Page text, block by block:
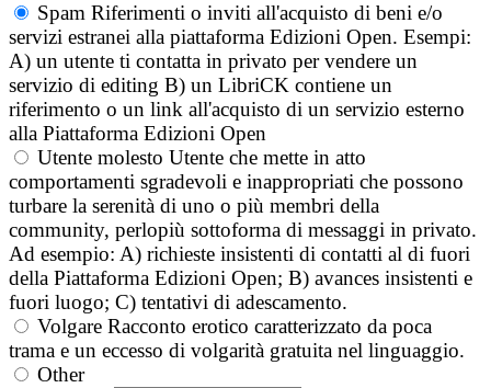
Spam Riferimenti o inviti all'acquisto di beni e/o
servizi estranei alla piattaforma Edizioni Open. Esempi:
A) un utente ti contatta in privato per vendere un
servizio di editing B) un LibriCK contiene un
riferimento o un link all'acquisto di un servizio esterno
alla Piattaforma Edizioni Open
Utente molesto Utente che mette in atto
comportamenti sgradevoli e inappropriati che possono
turbare la serenità di uno o più membri della
community, perlopiù sottoforma di messaggi in privato.
Ad esempio: A) richieste insistenti di contatti al di fuori
della Piattaforma Edizioni Open; B) avances insistenti e
fuori luogo; C) tentativi di adescamento.
Volgare Racconto erotico caratterizzato da poca
trama e un eccesso di volgarità gratuita nel linguaggio.
Other